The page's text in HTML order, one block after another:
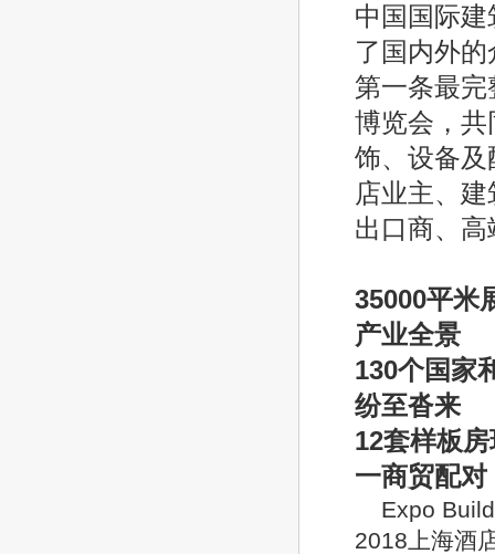
中国国际
了国内外
第一条最
博览会，
饰、设备
店业主、
出口商、
35000平米
产业全景
130个国家
纷至沓来
12套样板
一商贸配
Expo Build
2018上海酒